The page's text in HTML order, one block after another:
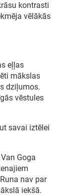
kontrasti
vēlākās
eļļas
mākslas
dziļumos.
vēstules
savai iztēlei
Goga
nav par
iekšā.